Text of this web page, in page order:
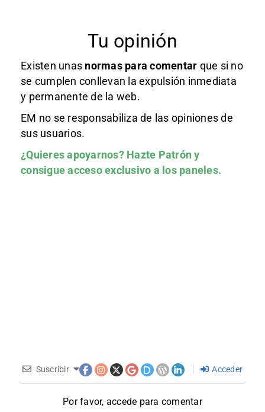
Tu opinión
Existen unas normas para comentar que si no
se cumplen conllevan la expulsión inmediata
y permanente de la web.
EM no se responsabiliza de las opiniones de
sus usuarios.
¿Quieres apoyarnos? Hazte Patróny
consigue acceso exclusivo a los paneles.
Suscribir Acceder
Por favor, accede para comentar